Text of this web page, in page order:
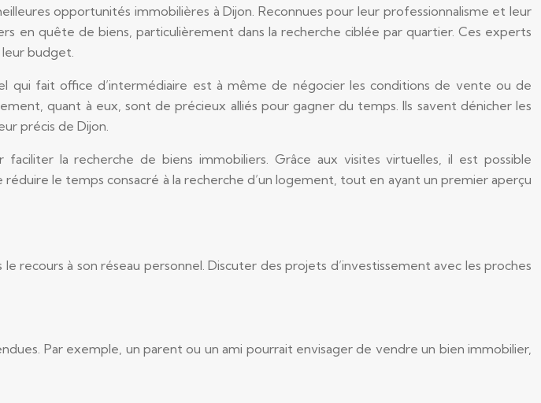
opportunités immobilières à Dijon. Reconnues pour leur professionnalisme et leur
en quête de biens, particulièrement dans la recherche ciblée par quartier. Ces experts
budget.
qui fait office d’intermédiaire est à même de négocier les conditions de vente ou de
quant à eux, sont de précieux alliés pour gagner du temps. Ils savent dénicher les
précis de Dijon.
la recherche de biens immobiliers. Grâce aux visites virtuelles, il est possible
le temps consacré à la recherche d’un logement, tout en ayant un premier aperçu
recours à son réseau personnel. Discuter des projets d’investissement avec les proches
Par exemple, un parent ou un ami pourrait envisager de vendre un bien immobilier,